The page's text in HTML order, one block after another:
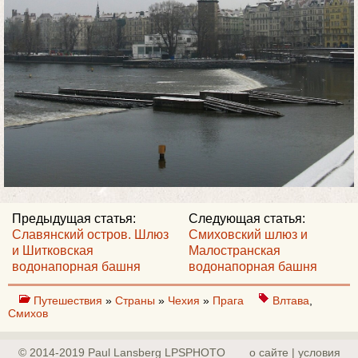
Следующая статья:
Смиховский шлюз и
Малостранская
водонапорная башня
Предыдущая статья:
Славянский остров. Шлюз
и Шитковская
водонапорная башня
Путешествия » Страны » Чехия » Прага Влтава
Смихов
© 2014-2019 Paul Lansberg LPSPHOTO о сайте | yсловия